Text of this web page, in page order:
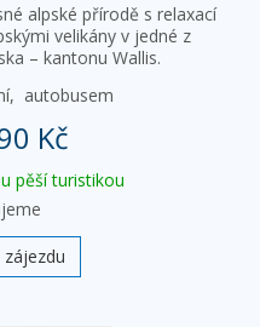
alpské přírodě s relaxací
velikány v jedné z
– kantonu Wallis.
autobusem
Kč
pěší turistikou